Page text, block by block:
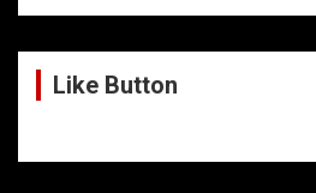
Like Button